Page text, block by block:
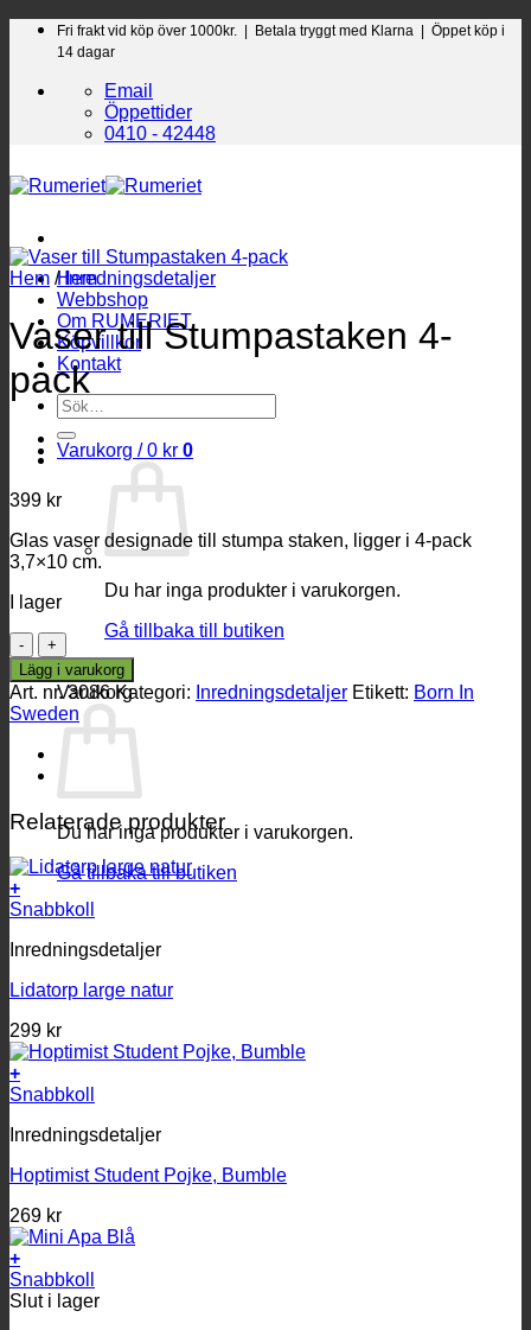
Skip
Fri frakt vid köp över 1000kr. |
Betala tryggt med Klarna | Öppet köp i
14 dagar
Email
Öppettider
0410 - 42448
Hem
Webbshop
Om RUMERIET
Köpvillkor
Kontakt
Sök
efter:
Varukorg /0 kr 0
Du har inga produkter i varukorgen.
Gå tillbaka till butiken
0
Varukorg
Du har inga produkter i varukorgen.
Gå tillbaka till butiken
Hem / Inredningsdetaljer
Vaser till Stumpastaken 4-
pack
399 kr
Glas vaser designade till stumpa staken, ligger i 4-pack
3,7×10 cm.
I lager
Vaser
till
Stumpastaken
4-
pack
mängd
Lägg i varukorg
Art. nr.3086 Kategori: Inredningsdetaljer Etikett: Born In
Sweden
Relaterade produkter
+
Snabbkoll
Inredningsdetaljer
Lidatorp large natur
299 kr
+
Snabbkoll
Inredningsdetaljer
Hoptimist Student Pojke, Bumble
269 kr
+
Snabbkoll
Slut i lager